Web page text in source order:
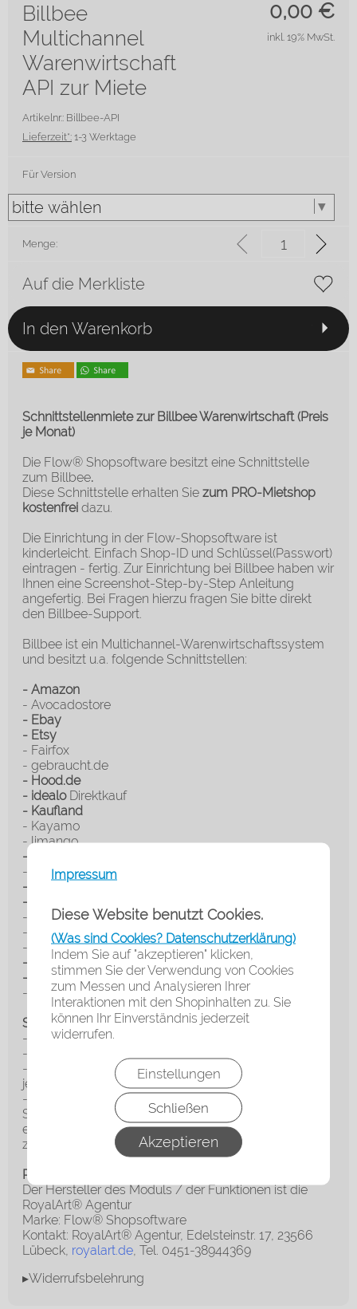
Impressum
Diese Website benutzt Cookies.
(Was sind Cookies? Datenschutzerklärung)
Indem Sie auf "akzeptieren" klicken,
stimmen Sie der Verwendung von Cookies
zum Messen und Analysieren Ihrer
Interaktionen mit den Shopinhalten zu. Sie
können Ihr Einverständnis jederzeit
widerrufen.
Einstellungen
Schließen
Akzeptieren
0,00 €
Billbee
Multichannel
Warenwirtschaft
API zur Miete
Artikelnr.: Billbee-API
Lieferzeit*: 1-3 Werktage
inkl. 19% MwSt.
Für Version
Menge:
Auf die Merkliste
In den Warenkorb
Schnittstellenmiete zur Billbee Warenwirtschaft (Preis
je Monat)
Die Flow® Shopsoftware besitzt eine Schnittstelle
zum Billbee.
Diese Schnittstelle erhalten Sie zum PRO-Mietshop
kostenfrei dazu.
Die Einrichtung in der Flow-Shopsoftware ist
kinderleicht. Einfach Shop-ID und Schlüssel(Passwort)
eintragen - fertig. Zur Einrichtung bei Billbee haben wir
Ihnen eine Screenshot-Step-by-Step Anleitung
angefertig. Bei Fragen hierzu fragen Sie bitte direkt
den Billbee-Support.
Billbee ist ein Multichannel-Warenwirtschaftssystem
und besitzt u.a. folgende Schnittstellen:
- Amazon
- Avocadostore
- Ebay
- Etsy
- Fairfox
- gebraucht.de
- Hood.de
- idealoDirektkauf
- Kaufland
- Kayamo
- limango
- Otto
- productswithlove.de
- Rakuten
- real.de
- selekkt
- sugartrends
- werky
- Wish
- Yatego
- und weitere...
Systemvoraussetzungen:
- ab Flow® Shopsoftware
- Sie müssen Ihren Shop mit USt. betreiben
- Mindestlaufzeit & Kündigungsfrist (wie z.B. beim
jeweiligen Mietshop)
- Unter bestimmten Voraussetzungen kann die
Schnittstelle auch für Kaufshops bestellt und
eingerichtet werden (Mindestlaufzeit 6 Monate,
zahlbar 6 Monate). + Einrichtungsgebühr.
Rechtliche Informationspflichten
Der Hersteller des Moduls / der Funktionen ist die
RoyalArt® Agentur
Marke: Flow® Shopsoftware
Kontakt: RoyalArt® Agentur, Edelsteinstr. 17, 23566
Lübeck, royalart.de, Tel. 0451-38944369
▸Widerrufsbelehrung